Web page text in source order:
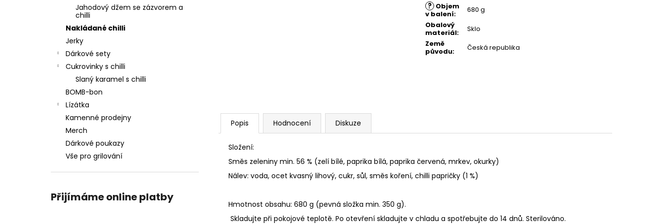
Jahodový džem se zázvorem a
chilli
Nakládané chilli
Jerky
Dárkové sety
Cukrovinky s chilli
Slaný karamel s chilli
BOMB-bon
Lízátka
Kamenné prodejny
Merch
Dárkové poukazy
Vše pro grilování
Přijímáme online platby
? Objem
v balení:
680 g
Obalový
materiál:
Sklo
Země
původu: Česká republika
Popis Hodnocení Diskuze
Složení:
Směs zeleniny min. 56 % (zelí bílé, paprika bílá, paprika červená, mrkev, okurky)
Nálev: voda, ocet kvasný lihový, cukr, sůl, směs koření, chilli papričky (1 %)
Hmotnost obsahu: 680 g (pevná složka min. 350 g).
Skladujte při pokojové teplotě. Po otevření skladujte v chladu a spotřebujte do 14 dnů. Sterilováno.